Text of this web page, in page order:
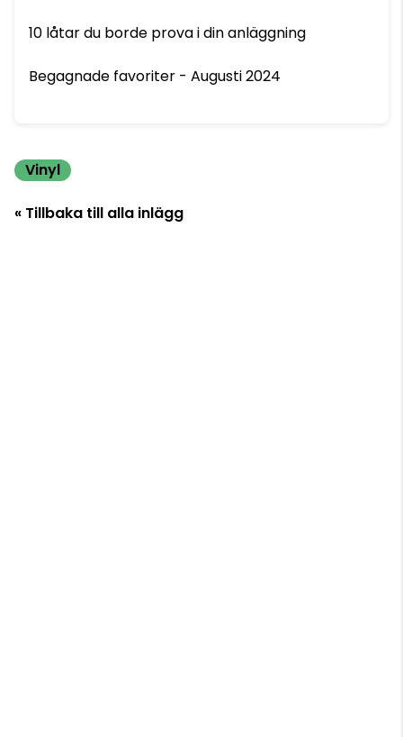
10 låtar du borde prova i din anläggning
Begagnade favoriter - Augusti 2024
Vinyl
« Tillbaka till alla inlägg